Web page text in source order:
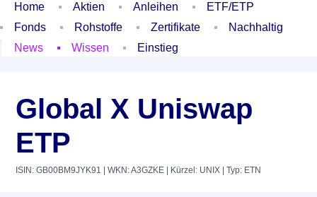
Home Aktien Anleihen
ETF/ETP
Fonds
Rohstoffe Zertifikate
Nachhaltig
News
Wissen Einstieg
Global X Uniswap
ETP
ISIN: GB00BM9JYK91 | WKN: A3GZKE | Kürzel: UNIX | Typ: ETN